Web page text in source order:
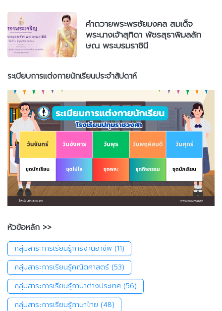
คำถวายพระพรชัยมงคล สมเด็จ
พระนางเจ้าสุทิดา พัชรสุธาพิมลลัก
ษณ พระบรมราชินี
ระเบียบการแต่งกายนักเรียนประจำสัปดาห์
หัวข้อหลัก >>
กลุ่มสาระการเรียนรู้การงานอาชีพ (11)
กลุ่มสาระการเรียนรู้คณิตศาสตร์ (53)
กลุ่มสาระการเรียนรู้ภาษาต่างประเทศ (56)
กลุ่มสาระการเรียนรู้ภาษาไทย (48)